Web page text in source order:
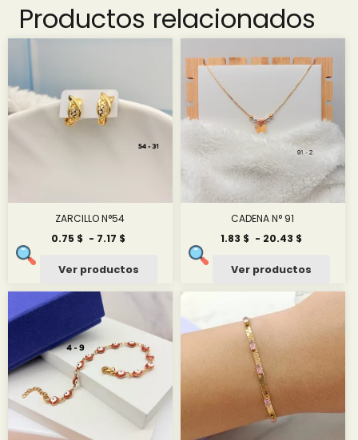
Productos relacionados
ZARCILLO N°54
0.75 $ - 7.17 $
desde
0.75 $
Ver productos
CADENA N° 91
1.83 $ - 20.43 $
desde
1.83 $
hasta
Ver productos